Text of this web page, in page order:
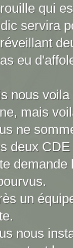
qui
servira
eu
nous
mais
ne
deux
demande
un
nous